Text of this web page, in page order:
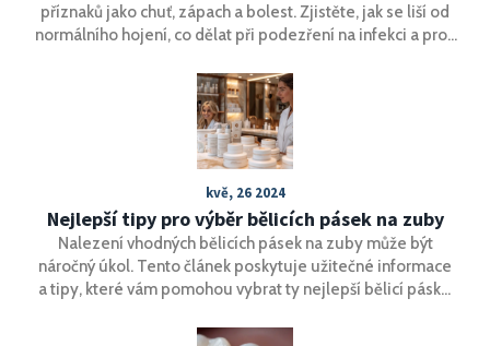
příznaků jako chuť, zápach a bolest. Zjistěte, jak se liší od
normálního hojení, co dělat při podezření na infekci a proč
kvě, 26 2024
Nejlepší tipy pro výběr bělicích pásek na zuby
Nalezení vhodných bělicích pásek na zuby může být
náročný úkol. Tento článek poskytuje užitečné informace
a tipy, které vám pomohou vybrat ty nejlepší bělicí pásky.
bezpečně a efektivně používat.